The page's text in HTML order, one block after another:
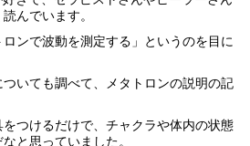
んでいます。
ンで波動を測定する」というのを目に
いても調べて、メタトロンの説明の記
つけるだけで、チャクラや体内の状態
と思っていました。